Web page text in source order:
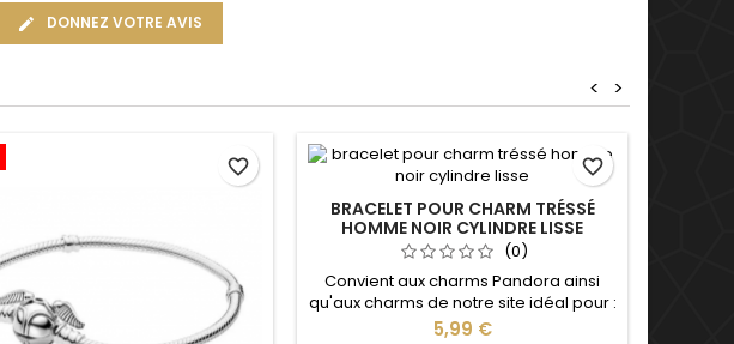
DONNEZ VOTRE AVIS
>
<
favorite_border
BRACELET POUR CHARM TRÉSSÉ
HOMME NOIR CYLINDRE LISSE
(0)
Convient aux charms Pandora ainsi
qu'aux charms de notre site idéal pour :
Noël, Saint Valentin, anniversaire,
Prix
5,99 €
favorite_border